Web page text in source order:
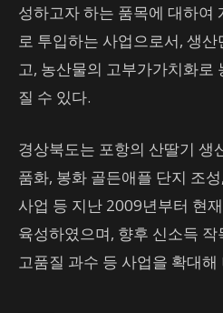
성하고자 하는 품목에 대하여
로 투입하는 사업으로서, 생
고, 농산물의 고부가가치화로
질 수 있다.
경상북도는 포항의 산딸기 생
품화, 봉화 골든애플 단지 조
사업 등 지난 2009년부터 현
육성하였으며, 향후 신소득
고품질 과수 등 사업을 확대해